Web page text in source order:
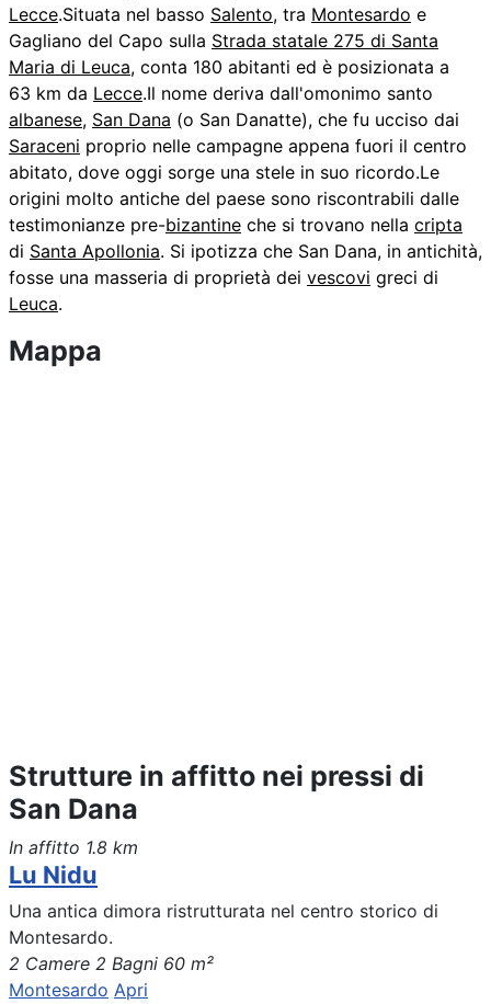
Lecce.Situata nel basso Salento, tra Montesardo e
Gagliano del Capo sulla Strada statale 275 di Santa
Maria di Leuca, conta 180 abitanti ed è posizionata a
63 km da Lecce.Il nome deriva dall'omonimo santo
albanese, San Dana (o San Danatte), che fu ucciso dai
Saraceni proprio nelle campagne appena fuori il centro
abitato, dove oggi sorge una stele in suo ricordo.Le
origini molto antiche del paese sono riscontrabili dalle
testimonianze pre-bizantine che si trovano nella cripta
di Santa Apollonia. Si ipotizza che San Dana, in antichità,
fosse una masseria di proprietà dei vescovi greci di
Leuca.
Mappa
Strutture in affitto nei pressi di
San Dana
In affitto 1.8 km
Lu Nidu
Una antica dimora ristrutturata nel centro storico di
Montesardo.
2 Camere 2 Bagni 60 m²
Montesardo Apri